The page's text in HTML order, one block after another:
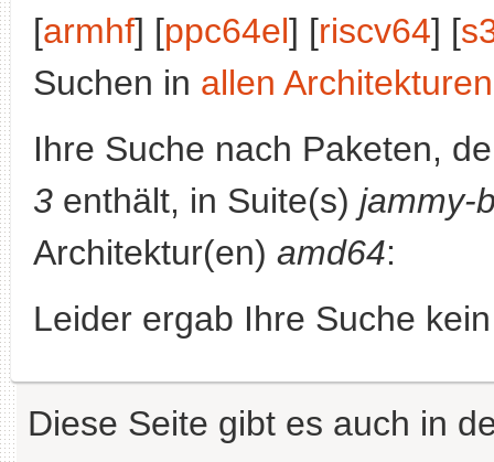
[armhf] [ppc64el] [riscv64] [
Suchen in allen Architekturen
Ihre Suche nach Paketen,
3 enthält, in Suite(s) jammy-
Architektur(en) amd64:
Leider ergab Ihre Suche
Diese Seite gibt es auch in